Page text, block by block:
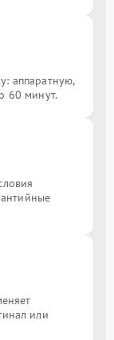
аппаратную,
60 минут.
или